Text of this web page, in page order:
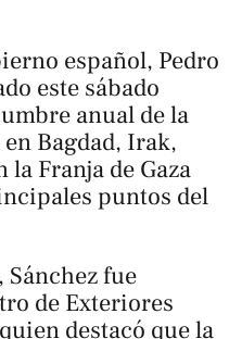
español, Pedro
este sábado
anual de la
Bagdad, Irak,
Franja de Gaza
puntos del
Sánchez fue
de Exteriores
destacó que la